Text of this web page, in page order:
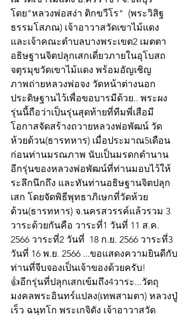
โดย"หลวงพ่อสง่า ติกขวีโร"  (พระวิสิฐ
ธรรมโสภณ) เจ้าอาวาสวัดเขาไม้แดง
และเจ้าคณะตำบลบางพระเขต2 เมตตา
อธิษฐานจิตปลุกเสกเดี่ยวภายในอุโบสถ
จตุรมุขวัดเขาไม้แดง พร้อมอัญเชิญ
ภาพถ่ายหลวงพ่อจง วัดหน้าต่างนอก
ประดิษฐานไว้เพื่อขอบารมีด้วย.. พระผง
รุ่นนี้ถือว่าเป็นรุ่นสุดท้ายที่ทีมพี่เสือมี
โอกาสจัดสร้างถวายหลวงพ่อพัฒน์ วัด
ห้วยด้วน(ธารทหาร) เมื่อประมาณ5เดือน
ก่อนท่านมรณภาพ นับเป็นมรดกตำนาน
อีกรุ่นของหลวงพ่อพัฒน์ที่ท่านมอบไว้ให้
ระลึกนึกถึง และทันท่านอธิษฐานจิตปลุก
เสก โดยจัดพิธีพุทธาภิเษกที่วัดห้วย
ด้วน(ธารทหาร) จ.นครสวรรค์แล้วรวม 3
วาระด้วยกันคือ วาระที่1 วันที่ 11 ส.ค.
2566 วาระที่2 วันที่  18 ก.ย. 2566 วาระที่3
วันที่ 16 พ.ย. 2566 ...ขอแสดงความยินดีกับ
ท่านที่จีบจองเป็นเจ้าของด้วยครับ!
👍อีกรุ่นที่ปลุกเสกเข้มถึง4วาระ...วัตถุ
มงคลพระอินทร์แปลง(เทพสามตา) หลวงปู่
เร็ว ฉนฺทโก พระเกจิดัง เจ้าอาวาสวัด